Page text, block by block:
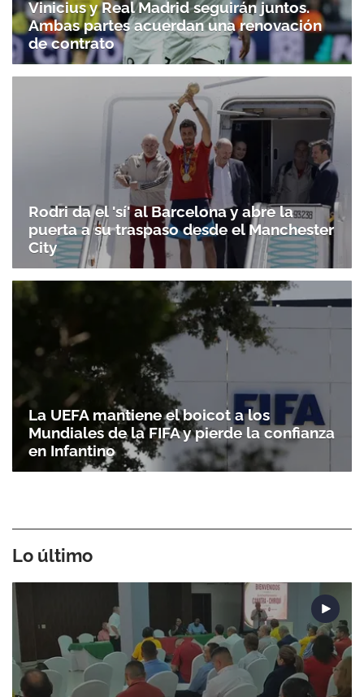
Vinicius y Real Madrid seguirán juntos.
Ambas partes acuerdan una renovación
de contrato
Rodri da el 'sí' al Barcelona y abre la
puerta a su traspaso desde el Manchester
City
La UEFA mantiene el boicot a los
Mundiales de la FIFA y pierde la confianza
en Infantino
Lo último